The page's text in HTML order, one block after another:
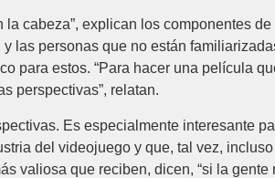
cabeza”, explican los componentes
las personas que no están
para estos. “Para hacer una película
perspectivas”, relatan.
Es especialmente interesante
del videojuego y que, tal vez,
valiosa que reciben, dicen, “si la